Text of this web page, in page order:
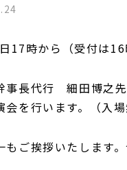
17時から（受付は
事長代行 細田博之
会を行います。（入場
もご挨拶いたします